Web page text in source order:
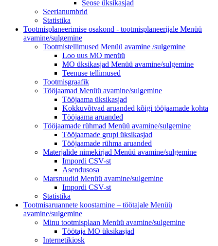
Seose üksikasjad
Seerianumbrid
Statistika
Tootmisplaneerimise osakond - tootmisplaneerijale Menüü
avamine/sulgemine
Tootmistellimused Menüü avamine /sulgemine
Loo uus MO menüü
MO üksikasjad Menüü avamine/sulgemine
Teenuse tellimused
Tootmisgraafik
Tööjaamad Menüü avamine/sulgemine
Tööjaama üksikasjad
Kokkuvõtvad aruanded kõigi tööjaamade kohta
Tööjaama aruanded
Tööjaamade rühmad Menüü avamine/sulgemine
Tööjaamade grupi üksikasjad
Tööjaamade rühma aruanded
Materjalide nimekirjad Menüü avamine/sulgemine
Impordi CSV-st
Asendusosa
Marsruudid Menüü avamine/sulgemine
Impordi CSV-st
Statistika
Tootmisaruannete koostamine – töötajale Menüü
avamine/sulgemine
Minu tootmisplaan Menüü avamine/sulgemine
Töötaja MO üksikasjad
Internetikiosk